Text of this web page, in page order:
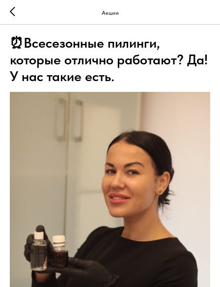
Акции
⏰Всесезонные пилинги,
которые отлично работают? Да!
У нас такие есть.